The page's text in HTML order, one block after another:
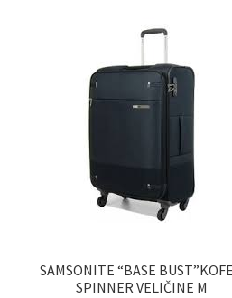
SAMSONITE “BASE
SPINNER VELIČINE M